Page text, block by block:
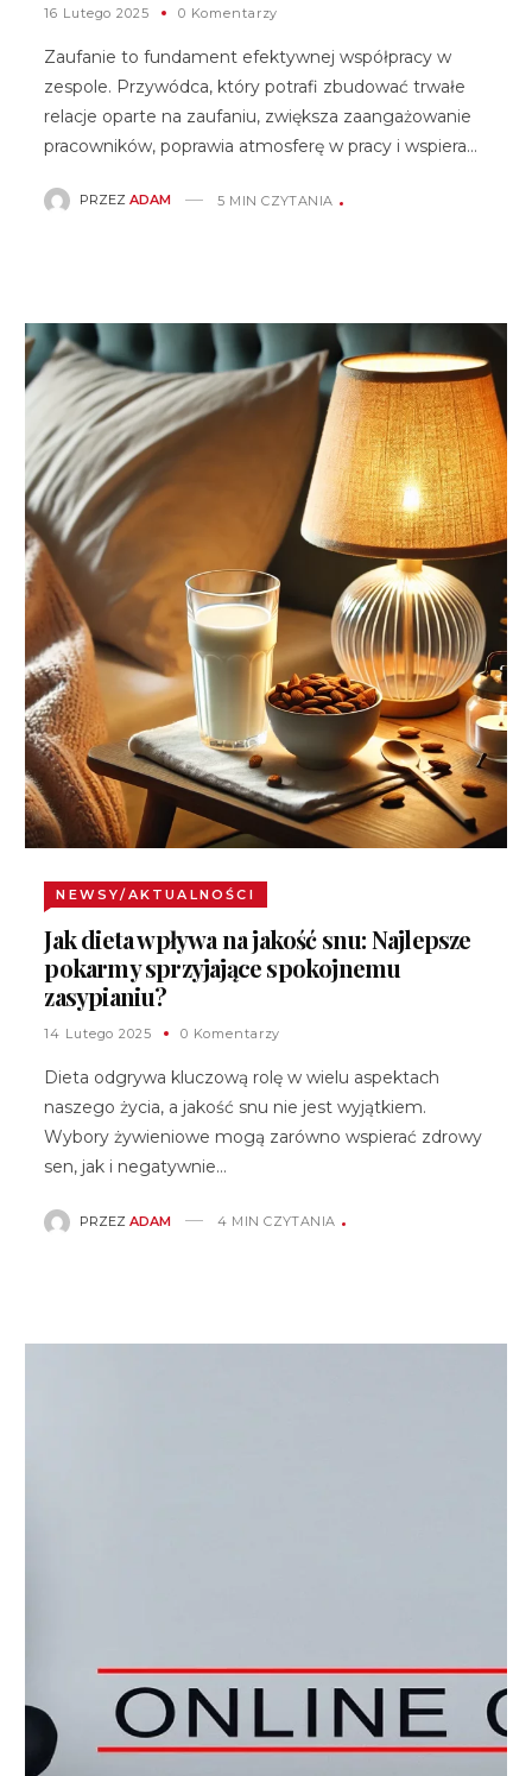
16 Lutego 2025 0 Komentarzy
Zaufanie to fundament efektywnej współpracy w
zespole. Przywódca, który potrafi zbudować trwałe
relacje oparte na zaufaniu, zwiększa zaangażowanie
pracowników, poprawia atmosferę w pracy i wspiera…
PRZEZADAM 5 MIN CZYTANIA
NEWSY/AKTUALNOŚCI
Jak dieta wpływa na jakość snu: Najlepsze
pokarmy sprzyjające spokojnemu
zasypianiu?
14 Lutego 2025 0 Komentarzy
Dieta odgrywa kluczową rolę w wielu aspektach
naszego życia, a jakość snu nie jest wyjątkiem.
Wybory żywieniowe mogą zarówno wspierać zdrowy
sen, jak i negatywnie…
PRZEZADAM 4 MIN CZYTANIA